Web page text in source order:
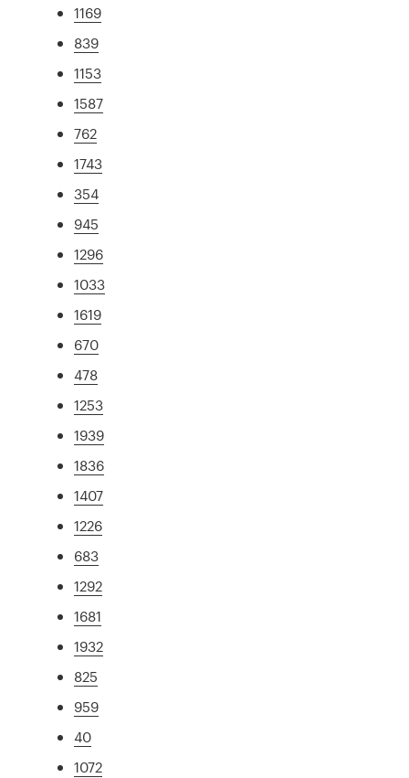
1169
839
1153
1587
762
1743
354
945
1296
1033
1619
670
478
1253
1939
1836
1407
1226
683
1292
1681
1932
825
959
40
1072